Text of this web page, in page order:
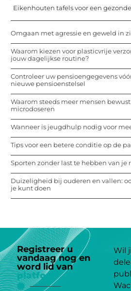
Eikenhouten tafels voor een
Omgaan met agressie en geweld in
Waarom kiezen voor plasticvrije
jouw dagelijkse routine?
Controleer uw pensioengegevens
nieuwe pensioenstelsel
Waarom steeds meer mensen
microdoseren
Wanneer is jeugdhulp nodig voor
Tips voor een betere conditie op de
Sporten zonder last te hebben van je
Duizeligheid bij ouderen en vallen:
je kunt doen
Registreer u
vandaag nog en
word lid van
platform
Wil